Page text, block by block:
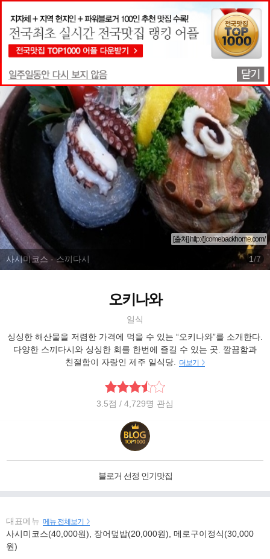
맛집상세정보
사시미코스 - 스끼다시
[출처] http://jjcomebackhome.com/
1/7
오키나와
일식
싱싱한 해산물을 저렴한 가격에 먹을 수 있는 “오키나와”를 소개한다.
다양한 스끼다시와 싱싱한 회를 한번에 즐길 수 있는 곳. 깔끔함과
친절함이 자랑인 제주 일식당.
더보기
3.5점 / 4,729명 관심
블로거 선정 인기맛집
대표메뉴 메뉴 전체보기
사시미코스(40,000원), 장어덮밥(20,000원), 메로구이정식(30,000
원)